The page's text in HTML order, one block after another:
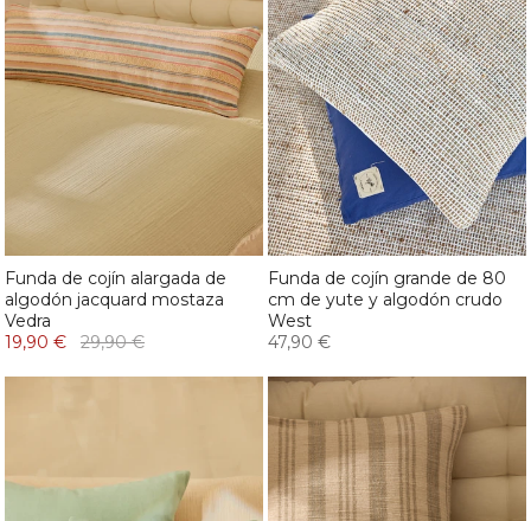
Funda de cojín alargada de
algodón jacquard mostaza
Vedra
19,90 €
29,90 €
Funda de cojín grande de 80
cm de yute y algodón crudo
West
47,90 €